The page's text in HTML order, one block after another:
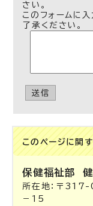
さい。
このフォームに
了承ください。
送信
このページに関す
保健福祉部
所在地：〒
－15